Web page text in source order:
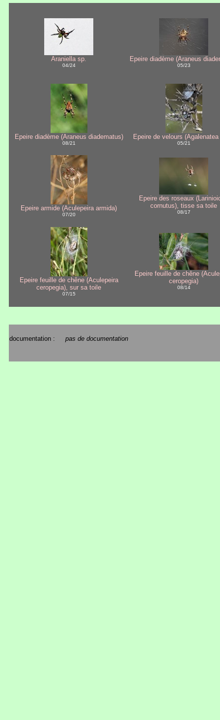
Araniella sp.
04/24
Epeire diadème (Araneus
05/23
Epeire diadème (Araneus diadematus)
08/21
Epeire de velours (Agalenatea
05/21
Epeire armide (Aculepeira armida)
07/20
Epeire des roseaux
cornutus), tisse sa toile
08/17
Epeire feuille de chêne (Aculepeira
ceropegia), sur sa toile
07/15
Epeire feuille de chêne
ceropegia)
08/14
documentation : pas de documentation